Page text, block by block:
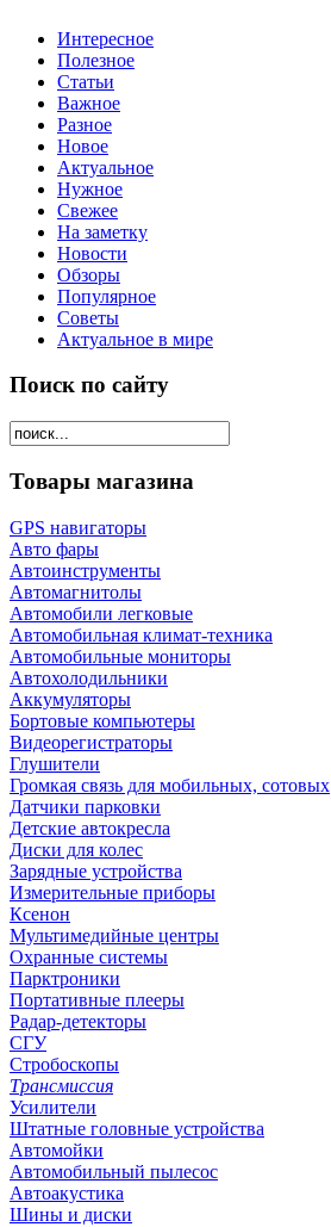
Интересное
Полезное
Статьи
Важное
Разное
Новое
Актуальное
Нужное
Свежее
На заметку
Новости
Обзоры
Популярное
Советы
Актуальное в мире
Поиск по сайту
Товары магазина
GPS навигаторы
Авто фары
Автоинструменты
Автомагнитолы
Автомобили легковые
Автомобильная климат-техника
Автомобильные мониторы
Автохолодильники
Аккумуляторы
Бортовые компьютеры
Видеорегистраторы
Глушители
Громкая связь для мобильных, сотовых
Датчики парковки
Детские автокресла
Диски для колес
Зарядные устройства
Измерительные приборы
Ксенон
Мультимедийные центры
Охранные системы
Парктроники
Портативные плееры
Радар-детекторы
СГУ
Стробоскопы
Трансмиссия
Усилители
Штатные головные устройства
Автомойки
Автомобильный пылесос
Автоакустика
Шины и диски